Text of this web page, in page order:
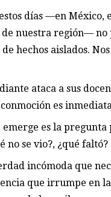
días —en México,
de nuestra región— no
hechos aislados.
ataca a sus
es
es la pregunta
no se vio?, ¿qué faltó?
incómoda que
que irrumpe en